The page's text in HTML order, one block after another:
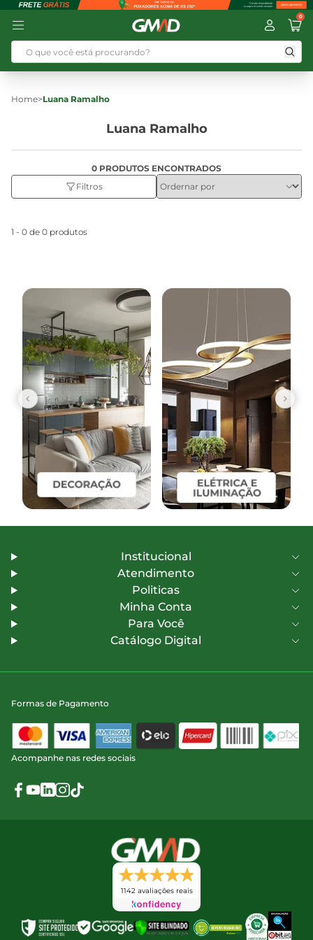
0
Home>Luana Ramalho
Luana Ramalho
0 PRODUTOS ENCONTRADOS
Filtros
1 - 0 de 0 produtos
Institucional
Atendimento
Politicas
Minha Conta
Para Você
Catálogo Digital
Formas de Pagamento
Acompanhe nas redes sociais
1142 avaliações reais